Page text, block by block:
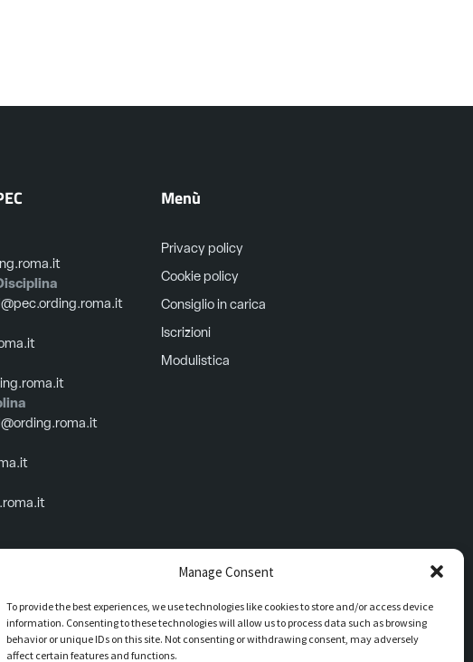
Manage Consent
To provide the best experiences, we use technologies like cookies to store and/or access device
information. Consenting to these technologies will allow us to process data such as browsing
behavior or unique IDs on this site. Not consenting or withdrawing consent, may adversely
affect certain features and functions.
Menù
Privacy policy
Cookie policy
Consiglio in carica
Iscrizioni
Modulistica